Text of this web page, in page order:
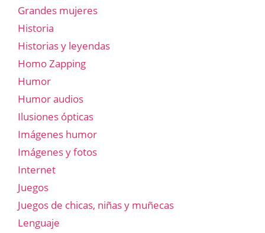
Grandes mujeres
Historia
Historias y leyendas
Homo Zapping
Humor
Humor audios
Ilusiones ópticas
Imágenes humor
Imágenes y fotos
Internet
Juegos
Juegos de chicas, niñas y muñecas
Lenguaje